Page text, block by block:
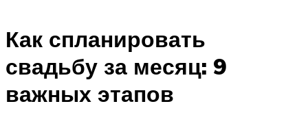
Как спланировать
свадьбу за месяц: 9
важных этапов